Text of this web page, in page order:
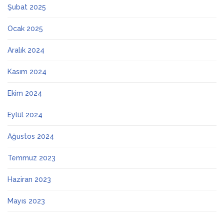
Şubat 2025
Ocak 2025
Aralık 2024
Kasım 2024
Ekim 2024
Eylül 2024
Ağustos 2024
Temmuz 2023
Haziran 2023
Mayıs 2023